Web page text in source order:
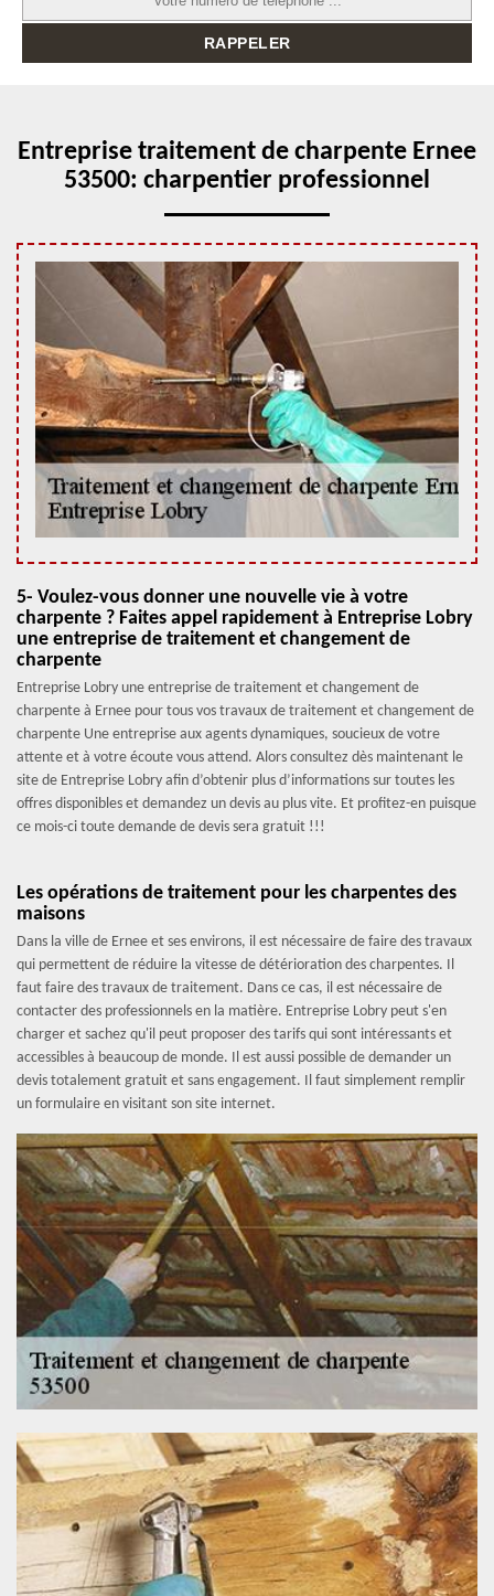
Entreprise traitement de charpente Ernee
53500: charpentier professionnel
5- Voulez-vous donner une nouvelle vie à votre
charpente ? Faites appel rapidement à Entreprise Lobry
une entreprise de traitement et changement de
charpente
Entreprise Lobry une entreprise de traitement et changement de
charpente à Ernee pour tous vos travaux de traitement et changement de
charpente Une entreprise aux agents dynamiques, soucieux de votre
attente et à votre écoute vous attend. Alors consultez dès maintenant le
site de Entreprise Lobry afin d’obtenir plus d’informations sur toutes les
offres disponibles et demandez un devis au plus vite. Et profitez-en puisque
ce mois-ci toute demande de devis sera gratuit !!!
Les opérations de traitement pour les charpentes des
maisons
Dans la ville de Ernee et ses environs, il est nécessaire de faire des travaux
qui permettent de réduire la vitesse de détérioration des charpentes. Il
faut faire des travaux de traitement. Dans ce cas, il est nécessaire de
contacter des professionnels en la matière. Entreprise Lobry peut s'en
charger et sachez qu'il peut proposer des tarifs qui sont intéressants et
accessibles à beaucoup de monde. Il est aussi possible de demander un
devis totalement gratuit et sans engagement. Il faut simplement remplir
un formulaire en visitant son site internet.